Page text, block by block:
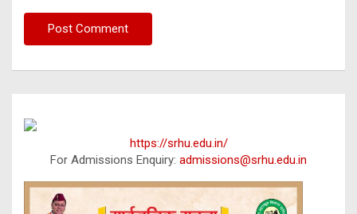
https://srhu.edu.in/
For Admissions Enquiry: admissions@srhu.edu.in